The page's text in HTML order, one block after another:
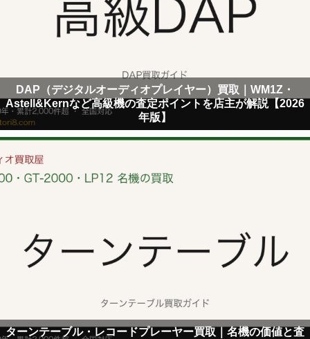
DAP（デジタルオーディオプレイヤー）買取｜WM1Z・
Astell&Kernなど高級機の査定ポイントを店主が解説【2026
年版】
ターンテーブル・レコードプレーヤー買取｜名機の価値と査